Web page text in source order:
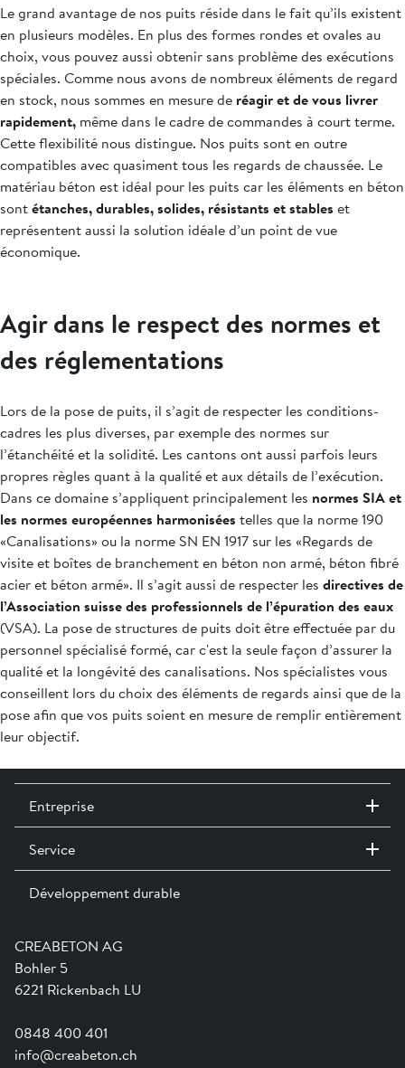
Le grand avantage de nos puits réside dans le fait qu’ils existent
en plusieurs modèles. En plus des formes rondes et ovales au
choix, vous pouvez aussi obtenir sans problème des exécutions
spéciales. Comme nous avons de nombreux éléments de regard
en stock, nous sommes en mesure de réagir et de vous livrer
rapidement, même dans le cadre de commandes à court terme.
Cette flexibilité nous distingue. Nos puits sont en outre
compatibles avec quasiment tous les regards de chaussée. Le
matériau béton est idéal pour les puits car les éléments en béton
sontétanches, durables, solides, résistants et stables et
représentent aussi la solution idéale d’un point de vue
économique.
Agir dans le respect des normes et
des réglementations
Lors de la pose de puits, il s’agit de respecter les conditions-
cadres les plus diverses, par exemple des normes sur
l’étanchéité et la solidité. Les cantons ont aussi parfois leurs
propres règles quant à la qualité et aux détails de l’exécution.
Dans ce domaine s’appliquent principalement les normes SIA et
les normes européennes harmonisées telles que la norme 190
«Canalisations» ou la norme SN EN 1917 sur les «Regards de
visite et boîtes de branchement en béton non armé, béton fibré
acier et béton armé». Il s’agit aussi de respecter les directives de
l’Association suisse des professionnels de l’épuration des eaux
(VSA). La pose de structures de puits doit être effectuée par du
personnel spécialisé formé, car c'est la seule façon d’assurer la
qualité et la longévité des canalisations. Nos spécialistes vous
conseillent lors du choix des éléments de regards ainsi que de la
pose afin que vos puits soient en mesure de remplir entièrement
leur objectif.
CREABETON AG
Bohler 5
6221 Rickenbach LU
0848 400 401
info@creabeton.ch
Entreprise
Contact / Sites
Expositions permanentes
Team
Formation
Service
Services
Aide en ligne
Guide pratique pour la mise en oeuvre
Newsletter
Développement durable
Engagement
Swissness
Ville-éponge